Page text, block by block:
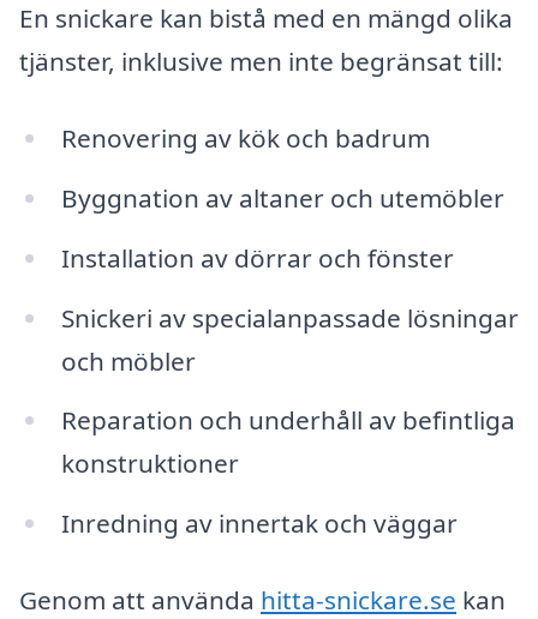
En snickare kan bistå med en mängd olika
tjänster, inklusive men inte begränsat till:
Renovering av kök och badrum
Byggnation av altaner och utemöbler
Installation av dörrar och fönster
Snickeri av specialanpassade lösningar
och möbler
Reparation och underhåll av befintliga
konstruktioner
Inredning av innertak och väggar
Genom att använda hitta-snickare.se kan